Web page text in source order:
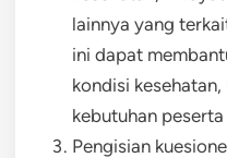
lainnya yang
ini dapat
kondisi
kebutuhan
Pengisian